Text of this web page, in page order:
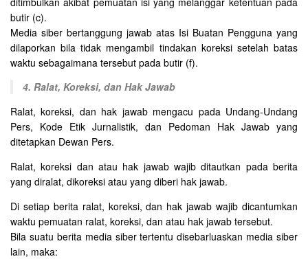
butir (c).
Media siber bertanggung jawab atas Isi Buatan Pengguna yang
dilaporkan bila tidak mengambil tindakan koreksi setelah batas
waktu sebagaimana tersebut pada butir (f).
4. Ralat, Koreksi, dan Hak Jawab
Ralat, koreksi, dan hak jawab mengacu pada Undang-Undang
Pers, Kode Etik Jurnalistik, dan Pedoman Hak Jawab yang
ditetapkan Dewan Pers.
Ralat, koreksi dan atau hak jawab wajib ditautkan pada berita
yang diralat, dikoreksi atau yang diberi hak jawab.
Di setiap berita ralat, koreksi, dan hak jawab wajib dicantumkan
waktu pemuatan ralat, koreksi, dan atau hak jawab tersebut.
Bila suatu berita media siber tertentu disebarluaskan media siber
lain, maka: